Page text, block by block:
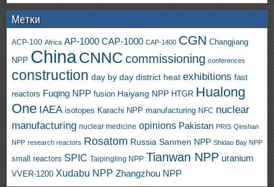
Метки
ACP-100 Africa AP-1000 CAP-1000 CAP-1400 CGN Changjiang
NPP ChinaCNNC commissioning conferences
construction day by day district heat exhibitions fast
reactors Fuqing NPP fusion Haiyang NPP HTGR Hualong
One IAEA isotopes Karachi NPP manufacturing NFC nuclear
manufacturing nuclear medicine opinions Pakistan PRIS Qinshan
NPP research reactors Rosatom Russia Sanmen NPP Shidao Bay NPP
small reactors SPIC Taipingling NPP Tianwan NPP uranium
VVER-1200 Xudabu NPP Zhangzhou NPP